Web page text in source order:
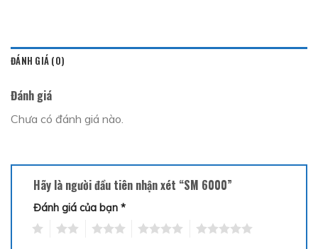
ĐÁNH GIÁ (0)
Đánh giá
Chưa có đánh giá nào.
Hãy là người đầu tiên nhận xét “SM 6000”
Đánh giá của bạn *